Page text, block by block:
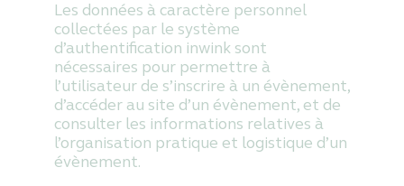
Les données à caractère personnel
collectées par le système
d’authentification inwink sont
nécessaires pour permettre à
l’utilisateur de s’inscrire à un évènement,
d’accéder au site d’un évènement, et de
consulter les informations relatives à
l’organisation pratique et logistique d’un
évènement.